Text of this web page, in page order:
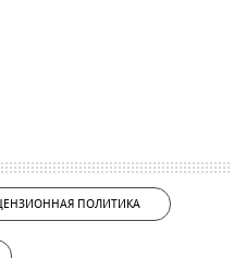
ПОЛИТИКА